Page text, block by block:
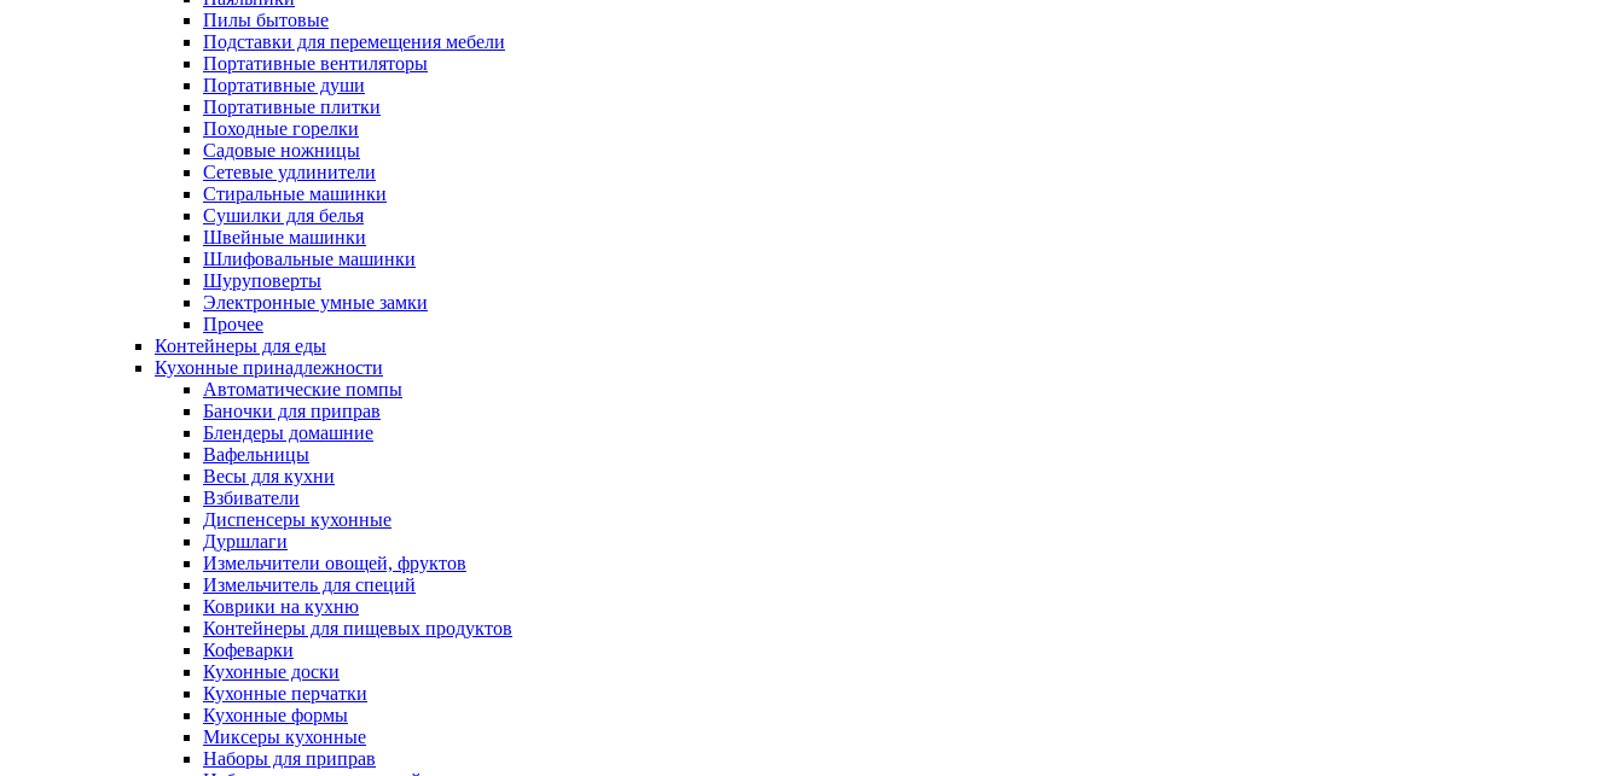
Пилы бытовые
Подставки для перемещения мебели
Портативные вентиляторы
Портативные души
Портативные плитки
Походные горелки
Садовые ножницы
Сетевые удлинители
Стиральные машинки
Сушилки для белья
Швейные машинки
Шлифовальные машинки
Шуруповерты
Электронные умные замки
Прочее
Контейнеры для еды
Кухонные принадлежности
Автоматические помпы
Баночки для приправ
Блендеры домашние
Вафельницы
Весы для кухни
Взбиватели
Диспенсеры кухонные
Дуршлаги
Измельчители овощей, фруктов
Измельчитель для специй
Коврики на кухню
Контейнеры для пищевых продуктов
Кофеварки
Кухонные доски
Кухонные перчатки
Кухонные формы
Миксеры кухонные
Наборы для приправ